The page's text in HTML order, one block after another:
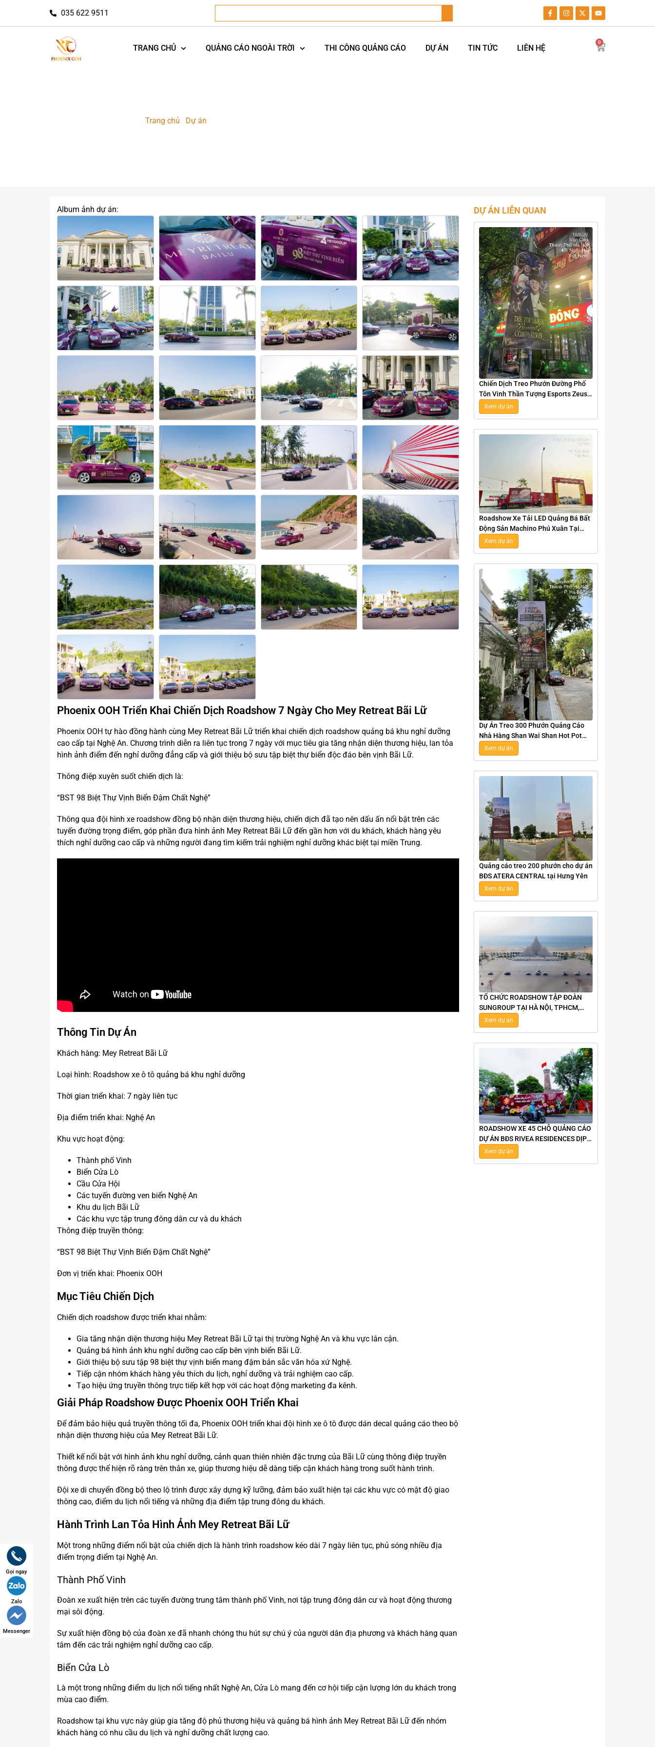
035 622 9511
TRANG CHỦ QUẢNG CÁO NGOÀI TRỜI THI CÔNG QUẢNG CÁO DỰ ÁN TIN TỨC LIÊN HỆ
0
Trang chủ Dự án
Album ảnh dự án:
Phoenix OOH Triển Khai Chiến Dịch Roadshow 7 Ngày Cho Mey Retreat Bãi Lữ
Phoenix OOH tự hào đồng hành cùng Mey Retreat Bãi Lữ triển khai chiến dịch roadshow quảng bá khu nghỉ dưỡng
cao cấp tại Nghệ An. Chương trình diễn ra liên tục trong 7 ngày với mục tiêu gia tăng nhận diện thương hiệu, lan tỏa
hình ảnh điểm đến nghỉ dưỡng đẳng cấp và giới thiệu bộ sưu tập biệt thự biển độc đáo bên vịnh Bãi Lữ.
Thông điệp xuyên suốt chiến dịch là:
“BST 98 Biệt Thự Vịnh Biển Đậm Chất Nghệ”
Thông qua đội hình xe roadshow đồng bộ nhận diện thương hiệu, chiến dịch đã tạo nên dấu ấn nổi bật trên các
tuyến đường trọng điểm, góp phần đưa hình ảnh Mey Retreat Bãi Lữ đến gần hơn với du khách, khách hàng yêu
thích nghỉ dưỡng cao cấp và những người đang tìm kiếm trải nghiệm nghỉ dưỡng khác biệt tại miền Trung.
Thông Tin Dự Án
Khách hàng: Mey Retreat Bãi Lữ
Loại hình: Roadshow xe ô tô quảng bá khu nghỉ dưỡng
Thời gian triển khai: 7 ngày liên tục
Địa điểm triển khai: Nghệ An
Khu vực hoạt động:
Thành phố Vinh
Biển Cửa Lò
Cầu Cửa Hội
Các tuyến đường ven biển Nghệ An
Khu du lịch Bãi Lữ
Các khu vực tập trung đông dân cư và du khách
Thông điệp truyền thông:
“BST 98 Biệt Thự Vịnh Biển Đậm Chất Nghệ”
Đơn vị triển khai: Phoenix OOH
Mục Tiêu Chiến Dịch
Chiến dịch roadshow được triển khai nhằm:
Gia tăng nhận diện thương hiệu Mey Retreat Bãi Lữ tại thị trường Nghệ An và khu vực lân cận.
Quảng bá hình ảnh khu nghỉ dưỡng cao cấp bên vịnh biển Bãi Lữ.
Giới thiệu bộ sưu tập 98 biệt thự vịnh biển mang đậm bản sắc văn hóa xứ Nghệ.
Tiếp cận nhóm khách hàng yêu thích du lịch, nghỉ dưỡng và trải nghiệm cao cấp.
Tạo hiệu ứng truyền thông trực tiếp kết hợp với các hoạt động marketing đa kênh.
Giải Pháp Roadshow Được Phoenix OOH Triển Khai
Để đảm bảo hiệu quả truyền thông tối đa, Phoenix OOH triển khai đội hình xe ô tô được dán decal quảng cáo theo bộ
nhận diện thương hiệu của Mey Retreat Bãi Lữ.
Thiết kế nổi bật với hình ảnh khu nghỉ dưỡng, cảnh quan thiên nhiên đặc trưng của Bãi Lữ cùng thông điệp truyền
thông được thể hiện rõ ràng trên thân xe, giúp thương hiệu dễ dàng tiếp cận khách hàng trong suốt hành trình.
Đội xe di chuyển đồng bộ theo lộ trình được xây dựng kỹ lưỡng, đảm bảo xuất hiện tại các khu vực có mật độ giao
thông cao, điểm du lịch nổi tiếng và những địa điểm tập trung đông du khách.
Hành Trình Lan Tỏa Hình Ảnh Mey Retreat Bãi Lữ
Một trong những điểm nổi bật của chiến dịch là hành trình roadshow kéo dài 7 ngày liên tục, phủ sóng nhiều địa
điểm trọng điểm tại Nghệ An.
Thành Phố Vinh
Đoàn xe xuất hiện trên các tuyến đường trung tâm thành phố Vinh, nơi tập trung đông dân cư và hoạt động thương
mại sôi động.
Sự xuất hiện đồng bộ của đoàn xe đã nhanh chóng thu hút sự chú ý của người dân địa phương và khách hàng quan
tâm đến các trải nghiệm nghỉ dưỡng cao cấp.
Biển Cửa Lò
Là một trong những điểm du lịch nổi tiếng nhất Nghệ An, Cửa Lò mang đến cơ hội tiếp cận lượng lớn du khách trong
mùa cao điểm.
Roadshow tại khu vực này giúp gia tăng độ phủ thương hiệu và quảng bá hình ảnh Mey Retreat Bãi Lữ đến nhóm
khách hàng có nhu cầu du lịch và nghỉ dưỡng chất lượng cao.
DỰ ÁN LIÊN QUAN
Chiến Dịch Treo Phướn Đường Phố
Tôn Vinh Thần Tượng Esports Zeus
Tại Hà Nội
Xem dự án
Roadshow Xe Tải LED Quảng Bá Bất
Động Sản Machino Phú Xuân Tại
Thái Bình
Xem dự án
Dự Án Treo 300 Phướn Quảng Cáo
Nhà Hàng Shan Wai Shan Hot Pot
Tại Hà Nội
Xem dự án
Quảng cáo treo 200 phướn cho dự án
BĐS ATERA CENTRAL tại Hưng Yên
Xem dự án
TỔ CHỨC ROADSHOW TẬP ĐOÀN
SUNGROUP TẠI HÀ NỘI, TPHCM,
NHA TRANG, VŨNG TÀU
Xem dự án
ROADSHOW XE 45 CHỖ QUẢNG CÁO
DỰ ÁN BĐS RIVEA RESIDENCES DỊP
8/3 CHO TẬP ĐOÀN TÂN Á ĐẠI
THÀNH
Xem dự án
Gọi ngay
Zalo
Messenger